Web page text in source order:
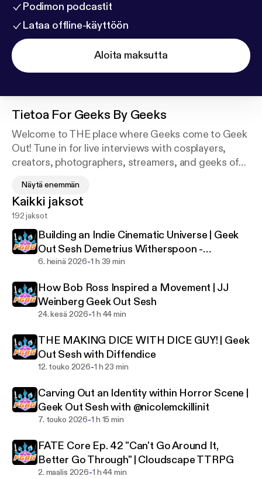
Podimon podcastit
Lataa offline-käyttöön
Aloita maksutta
Tietoa For Geeks By Geeks
Welcome to THE place where Geeks come to Geek
Out! Tune in for live interviews with cosplayers,
creators, photographers, streamers, and geeks of
D&D/ TTRPG streams right here one week after our
live stream on Thursdays.
Want to watch live? You can do so at
www.twitch.tv/forgeeksbygeeks
GEEK OUT SESH: Mondays 8:30-10pm EST
Näytä enemmän
Kaikki jaksot
192 jaksot
Building an Indie Cinematic Universe | Geek
Out Sesh Demetrius Witherspoon -
Submerge Universe
6. heinä 2026-1 h 39 min
How Bob Ross Inspired a Movement | JJ
Weinberg Geek Out Sesh
24. kesä 2026-1 h 44 min
THE MAKING DICE WITH DICE GUY! | Geek
Out Sesh with Diffendice
12. touko 2026-1 h 23 min
Carving Out an Identity within Horror Scene |
Geek Out Sesh with @nicolemckillinit
7. touko 2026-1 h 15 min
FATE Core Ep. 42 "Can't Go Around It,
Better Go Through" | Cloudscape TTRPG
2. maalis 2026-1 h 44 min